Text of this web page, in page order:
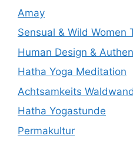
Amay
Sensual & Wild Women
Human Design &
Hatha Yoga Meditation
Achtsamkeits
Hatha Yogastunde
Permakultur